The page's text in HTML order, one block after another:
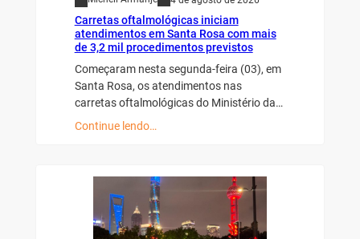
Carretas oftalmológicas iniciam
atendimentos em Santa Rosa com mais
de 3,2 mil procedimentos previstos
Começaram nesta segunda-feira (03), em
Santa Rosa, os atendimentos nas
carretas oftalmológicas do Ministério da…
Continue lendo…